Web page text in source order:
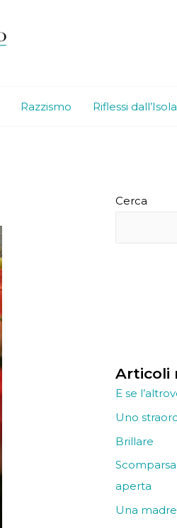
Razzismo Riflessi dall’Isola
Cerca
Articoli
E se
Uno
Brillare
aperta
Una